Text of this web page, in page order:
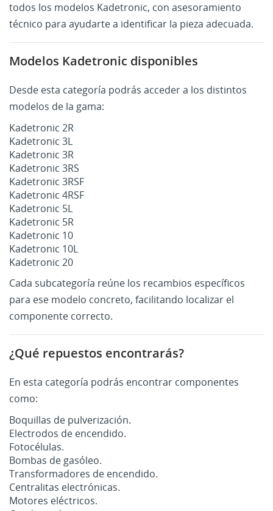
todos los modelos Kadetronic, con asesoramiento
técnico para ayudarte a identificar la pieza adecuada.
Modelos Kadetronic disponibles
Desde esta categoría podrás acceder a los distintos
modelos de la gama:
Kadetronic 2R
Kadetronic 3L
Kadetronic 3R
Kadetronic 3RS
Kadetronic 3RSF
Kadetronic 4RSF
Kadetronic 5L
Kadetronic 5R
Kadetronic 10
Kadetronic 10L
Kadetronic 20
Cada subcategoría reúne los recambios específicos
para ese modelo concreto, facilitando localizar el
componente correcto.
¿Qué repuestos encontrarás?
En esta categoría podrás encontrar componentes
como:
Boquillas de pulverización.
Electrodos de encendido.
Fotocélulas.
Bombas de gasóleo.
Transformadores de encendido.
Centralitas electrónicas.
Motores eléctricos.